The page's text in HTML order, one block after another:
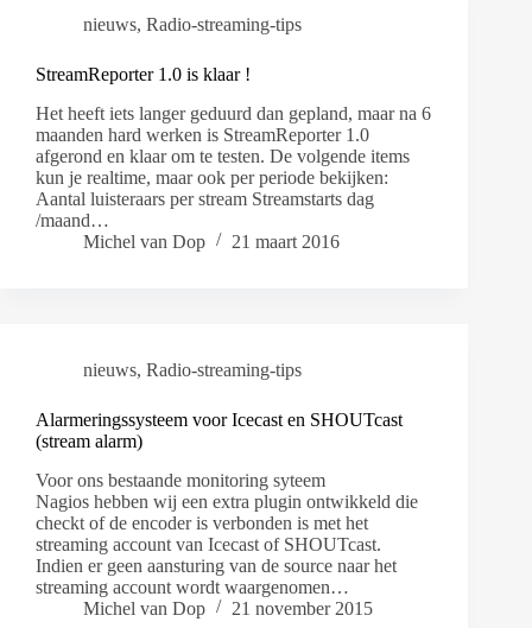
nieuws, Radio-streaming-tips
StreamReporter 1.0 is klaar !
Het heeft iets langer geduurd dan gepland, maar na 6
maanden hard werken is StreamReporter 1.0
afgerond en klaar om te testen. De volgende items
kun je realtime, maar ook per periode bekijken:
Aantal luisteraars per stream Streamstarts dag
/maand…
Michel van Dop
21 maart 2016
nieuws, Radio-streaming-tips
Alarmeringssysteem voor Icecast en SHOUTcast
(stream alarm)
Voor ons bestaande monitoring syteem
Nagios hebben wij een extra plugin ontwikkeld die
checkt of de encoder is verbonden is met het
streaming account van Icecast of SHOUTcast.
Indien er geen aansturing van de source naar het
streaming account wordt waargenomen…
Michel van Dop
21 november 2015